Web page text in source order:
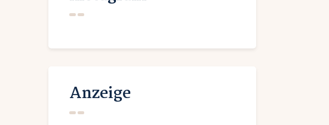
Anzeige